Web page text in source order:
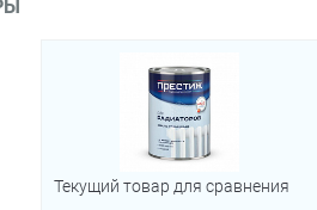
Текущий товар для сравнения